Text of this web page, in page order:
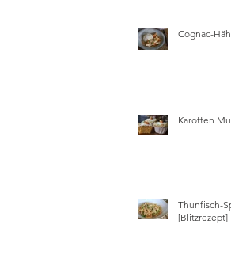
Cognac-
Karotten
Thunfisch-
[Blitzrezept]